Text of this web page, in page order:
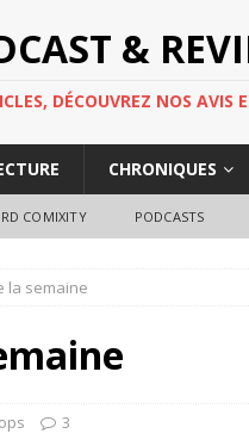
&
DÉCOUVREZ NOS AVIS
CHRONIQUES
COMIXITY PODCASTS
la semaine
3